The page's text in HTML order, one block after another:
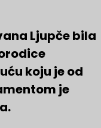
Ljupče bila
koju je od
je